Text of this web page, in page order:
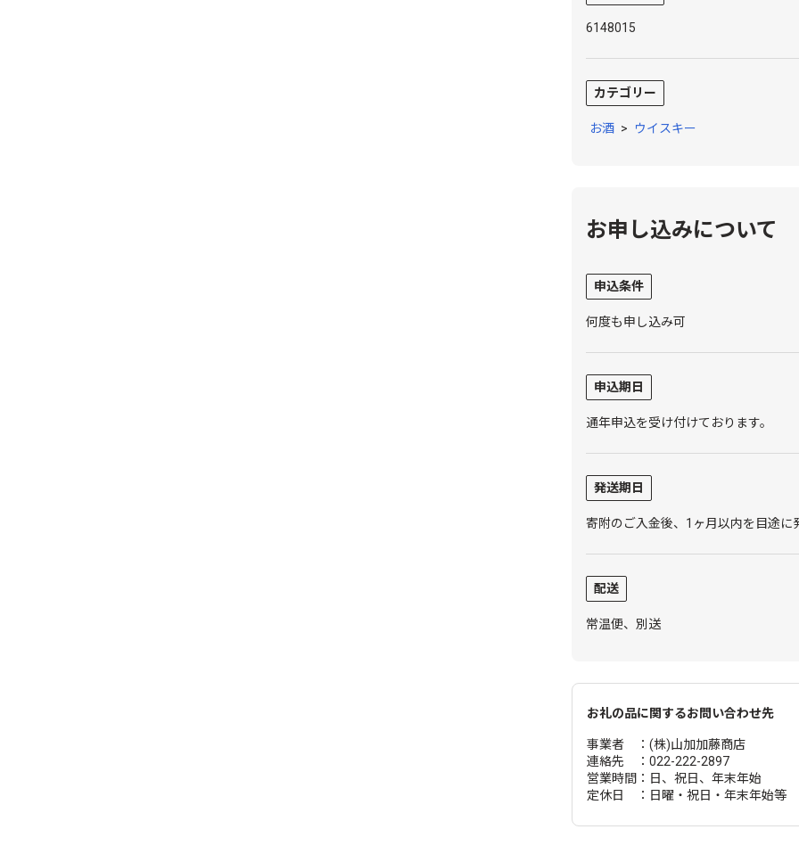
6148015
カテゴリー
お酒 > ウイスキー
お申し込みについて
申込条件
何度も申し込み可
申込期日
通年申込を受け付けております。
発送期日
寄附のご入金後、1ヶ月以内を目途に
配送
常温便、別送
お礼の品に関するお問い合わせ先
事業者 ：(株)山加加藤商店
連絡先 ：022-222-2897
営業時間：日、祝日、年末年始
定休日 ：日曜・祝日・年末年始等